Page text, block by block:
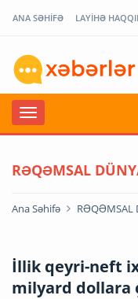
ANA SƏHİFƏ LAYİHƏ
RƏQƏMSAL
Ana Səhifə RƏQƏMSAL
İllik qeyri-neft
milyard dollara